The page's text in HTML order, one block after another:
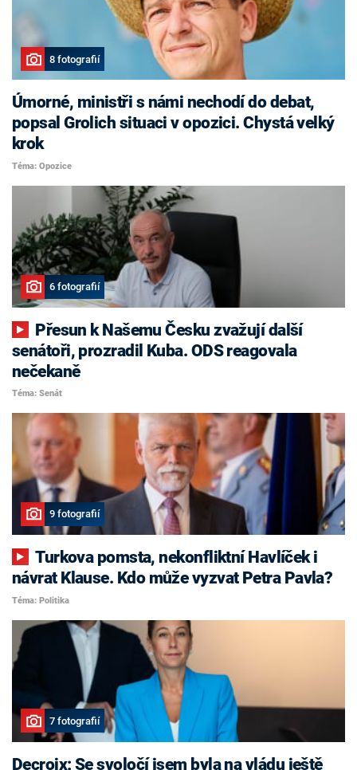
8 fotografií
Úmorné, ministři s námi nechodí do debat,
popsal Grolich situaci v opozici. Chystá velký
krok
Téma: Opozice
6 fotografií
senátoři, prozradil Kuba. ODS reagovala
nečekaně
Téma: Senát
9 fotografií
Turkova pomsta, nekonfliktní Havlíček i
návrat Klause. Kdo může vyzvat Petra Pavla?
Téma: Politika
7 fotografií
Decroix: Se svoločí jsem byla na vládu ještě